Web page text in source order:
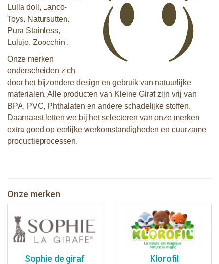
Lulla doll, Lanco-
Toys, Natursutten,
Pura Stainless,
Lulujo, Zoocchini.
Onze merken
onderscheiden zich
door het bijzondere design en gebruik van natuurlijke
materialen. Alle producten van Kleine Giraf zijn vrij van
BPA, PVC, Phthalaten en andere schadelijke stoffen.
Daarnaast letten we bij het selecteren van onze merken
extra goed op eerlijke werkomstandigheden en duurzame
productieprocessen.
Onze merken
Sophie de giraf Klorofil